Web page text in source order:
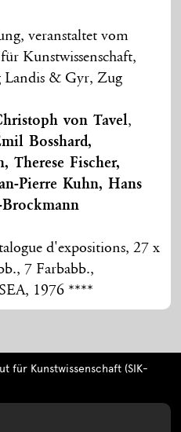
veranstaltet vom
Kunstwissenschaft,
& Gyr, Zug
von Tavel,
Bosshard,
Therese Fischer,
Pierre Kuhn, Hans
d'expositions, 27 x
7 Farbabb.,
1976 ****
für Kunstwissenschaft (SIK-